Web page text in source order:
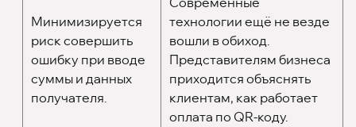
Минимизируется
риск совершить
ошибку при вводе
суммы и данных
получателя.
технологии ещё не везде
вошли в обиход.
Представителям бизнеса
приходится объяснять
клиентам, как работает
оплата по QR-коду.